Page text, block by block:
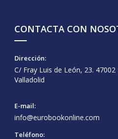
CONTACTA CON
Dirección:
C/ Fray Luis de León, 23. 47002
Valladolid
E-mail:
info@eurobookonline.com
Teléfono: